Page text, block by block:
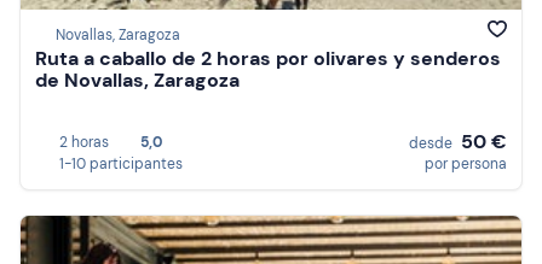
Novallas, Zaragoza
Ruta a caballo de 2 horas por olivares y senderos
de Novallas, Zaragoza
2 horas
5,0
1-10 participantes
desde 50 €
por persona